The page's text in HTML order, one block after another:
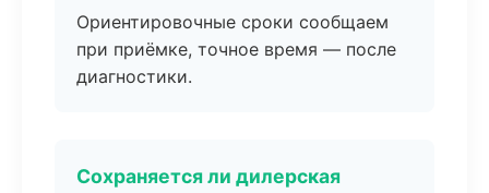
Ориентировочные сроки сообщаем
при приёмке, точное время — после
диагностики.
Сохраняется ли дилерская